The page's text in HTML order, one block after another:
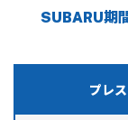
SUBARU期
プレス